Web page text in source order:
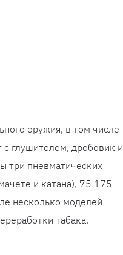
оружия, в том числе
с глушителем, дробовик и
три пневматических
и катана), 75 175
несколько моделей
табака.